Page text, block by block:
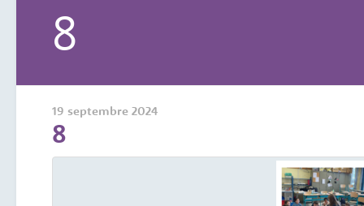
8
19 septembre 2024
8